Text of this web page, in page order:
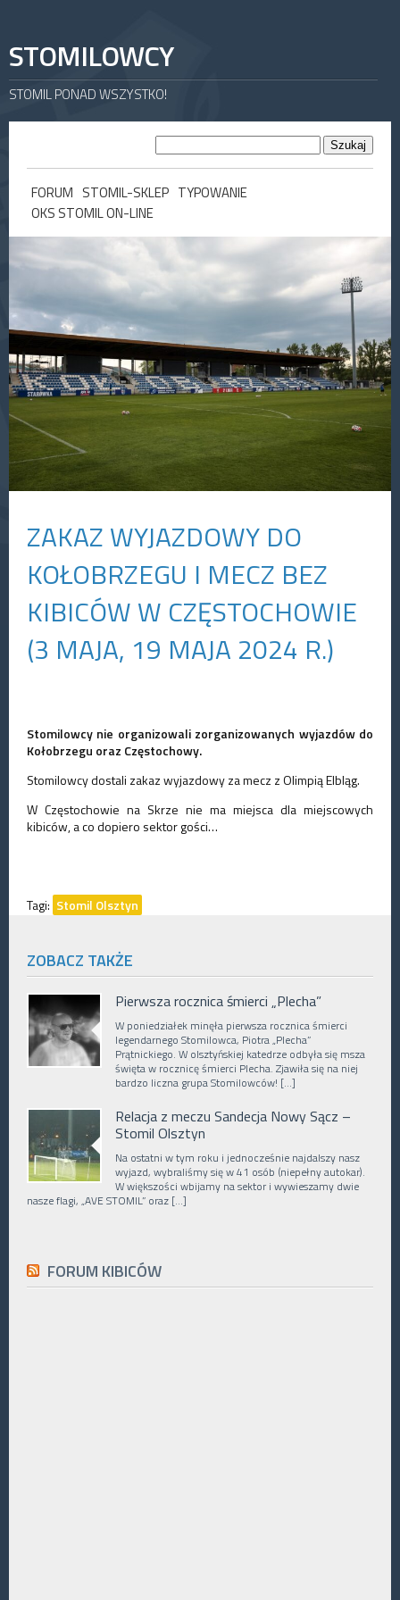
STOMILOWCY
STOMIL PONAD WSZYSTKO!
FORUM STOMIL-SKLEP TYPOWANIE
OKS STOMIL ON-LINE
ZAKAZ WYJAZDOWY DO
KOŁOBRZEGU I MECZ BEZ
KIBICÓW W CZĘSTOCHOWIE
(3 MAJA, 19 MAJA 2024 R.)
Stomilowcy nie organizowali zorganizowanych wyjazdów do
Kołobrzegu oraz Częstochowy.
Stomilowcy dostali zakaz wyjazdowy za mecz z Olimpią Elbląg.
W Częstochowie na Skrze nie ma miejsca dla miejscowych
kibiców, a co dopiero sektor gości…
Tagi: Stomil Olsztyn
ZOBACZ TAKŻE
Pierwsza rocznica śmierci „Plecha”
W poniedziałek minęła pierwsza rocznica śmierci
legendarnego Stomilowca, Piotra „Plecha”
Prątnickiego. W olsztyńskiej katedrze odbyła się msza
święta w rocznicę śmierci Plecha. Zjawiła się na niej
bardzo liczna grupa Stomilowców! […]
Relacja z meczu Sandecja Nowy Sącz –
Stomil Olsztyn
Na ostatni w tym roku i jednocześnie najdalszy nasz
wyjazd, wybraliśmy się w 41 osób (niepełny autokar).
W większości wbijamy na sektor i wywieszamy dwie
nasze flagi, „AVE STOMIL” oraz […]
FORUM KIBICÓW